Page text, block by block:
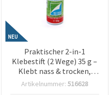
NEU
Praktischer 2-in-1
Klebestift (2 Wege) 35 g –
Klebt nass & trocken,
ideal für Papierbasteln,
Artikelnummer: 516628